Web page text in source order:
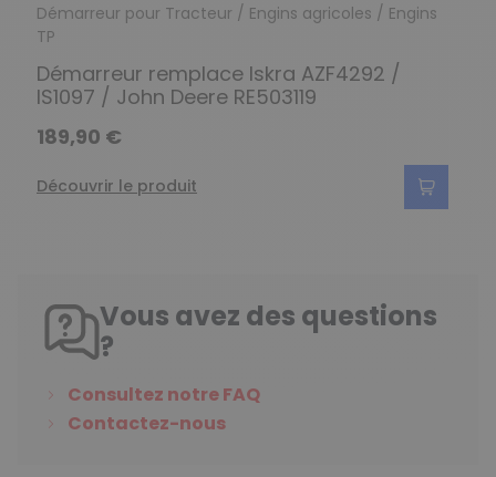
Démarreur pour Tracteur / Engins agricoles / Engins
TP
Démarreur remplace Iskra AZF4292 /
IS1097 / John Deere RE503119
189,90 €
Découvrir le produit
Vous avez des questions
?
Consultez notre FAQ
Contactez-nous